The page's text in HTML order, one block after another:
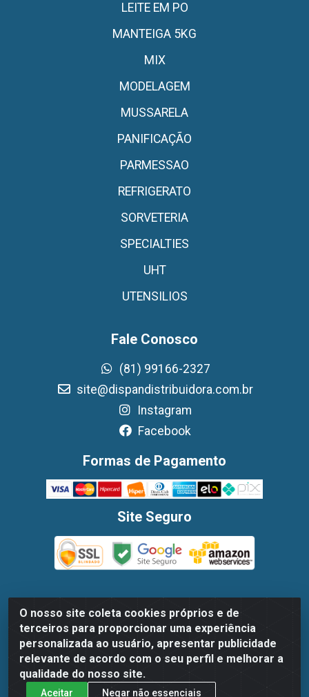
O nosso site coleta cookies próprios e de
terceiros para proporcionar uma experiência
personalizada ao usuário, apresentar publicidade
relevante de acordo com o seu perfil e melhorar a
qualidade do nosso site.
Aceitar Negar não essenciais
LEITE EM PO
MANTEIGA 5KG
MIX
MODELAGEM
MUSSARELA
PANIFICAÇÃO
PARMESSAO
REFRIGERATO
SORVETERIA
SPECIALTIES
UHT
UTENSILIOS
Fale Conosco
(81) 99166-2327
site@dispandistribuidora.com.br
Instagram
Facebook
Formas de Pagamento
Site Seguro
Dispan Distribuidora de Alimentos LTDA - Avenida Marechal
Mascarenhas De Moraes, 1048- Imbiribeira, Recife/PE - CEP
51.170-000 - CNPJ 30.779.584/0003-78